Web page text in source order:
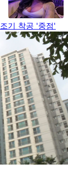
기 착공 '중점'